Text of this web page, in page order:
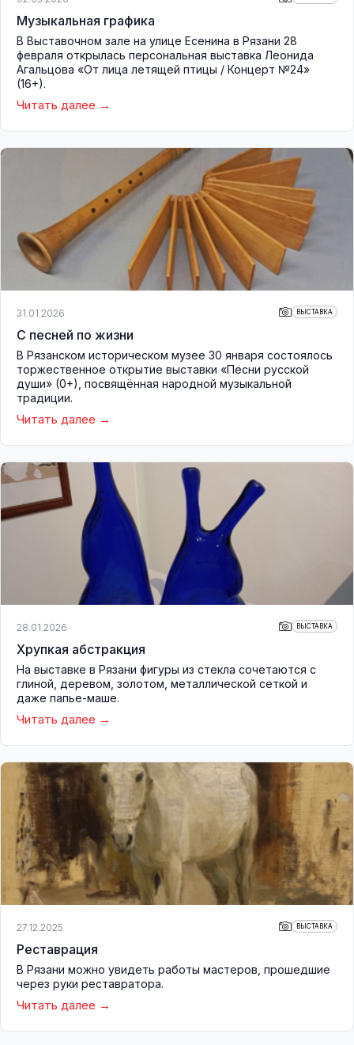
Музыкальная графика
В Выставочном зале на улице Есенина в Рязани 28
февраля открылась персональная выставка Леонида
Агальцова «От лица летящей птицы / Концерт №24»
(16+).
Читать далее
31.01.2026 ВЫСТАВКА
С песней по жизни
В Рязанском историческом музее 30 января состоялось
торжественное открытие выставки «Песни русской
души» (0+), посвящённая народной музыкальной
традиции.
Читать далее
28.01.2026 ВЫСТАВКА
Хрупкая абстракция
На выставке в Рязани фигуры из стекла сочетаются с
глиной, деревом, золотом, металлической сеткой и
даже папье-маше.
Читать далее
27.12.2025 ВЫСТАВКА
Реставрация
В Рязани можно увидеть работы мастеров, прошедшие
через руки реставратора.
Читать далее